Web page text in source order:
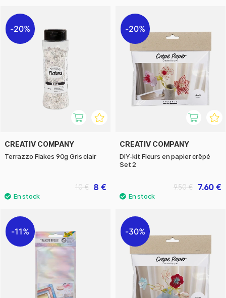
20%
CREATIV COMPANY
Terrazzo Flakes 90g Gris clair
8 €
10 €
20%
CREATIV COMPANY
DIY-kit Fleurs en papier crêpé
Set 2
7.60 €
9.50 €
11% 30%